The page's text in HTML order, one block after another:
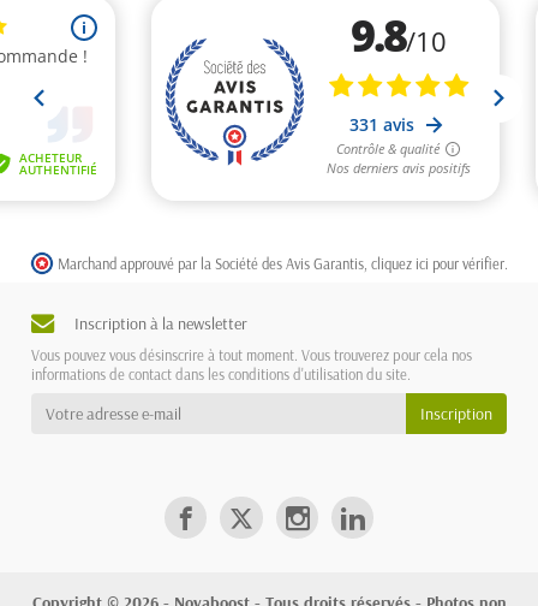
Marchand approuvé par la Société des Avis Garantis, cliquez ici pour vérifier
Inscription à la newsletter
Vous pouvez vous désinscrire à tout moment. Vous trouverez pour cela nos
informations de contact dans les conditions d'utilisation du site.